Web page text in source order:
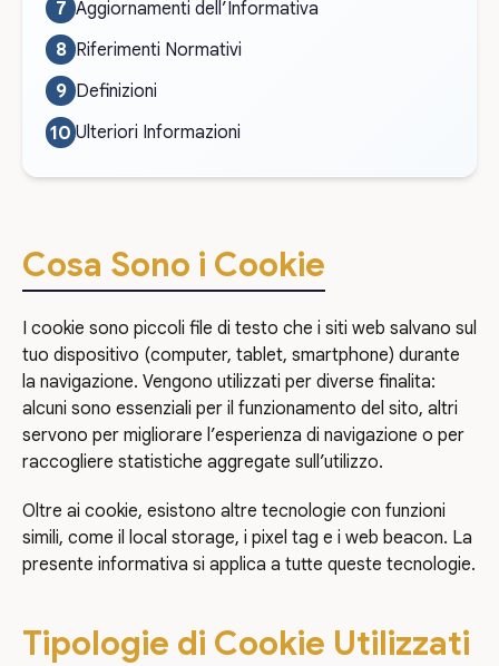
Aggiornamenti dell’Informativa
Riferimenti Normativi
Definizioni
Ulteriori Informazioni
Cosa Sono i Cookie
I cookie sono piccoli file di testo che i siti web salvano sul
tuo dispositivo (computer, tablet, smartphone) durante
la navigazione. Vengono utilizzati per diverse finalita:
alcuni sono essenziali per il funzionamento del sito, altri
servono per migliorare l’esperienza di navigazione o per
raccogliere statistiche aggregate sull’utilizzo.
Oltre ai cookie, esistono altre tecnologie con funzioni
simili, come il local storage, i pixel tag e i web beacon. La
presente informativa si applica a tutte queste tecnologie.
Tipologie di Cookie Utilizzati